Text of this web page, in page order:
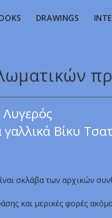
DRAWINGS
Βίκυ
σκλάβα των αρχικών
και μερικές φορές